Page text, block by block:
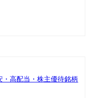
・高配当・株主優待銘柄